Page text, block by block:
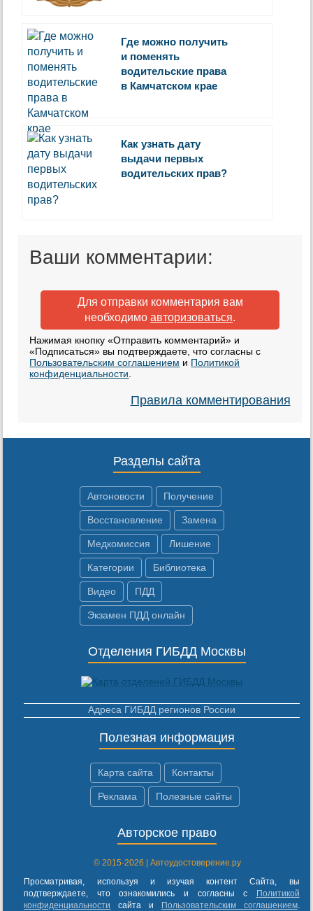
Где можно получить
и поменять
водительские права
в Камчатском крае
Как узнать дату
выдачи первых
водительских прав?
Ваши комментарии:
Для отправки комментария вам
необходимо авторизоваться.
Нажимая кнопку «Отправить комментарий» и
«Подписаться» вы подтверждаете, что согласны с
Пользовательским соглашением и Политикой
конфиденциальности
Правила комментирования
Разделы сайта
Автоновости Получение
Восстановление Замена
Медкомиссия Лишение
Категории Библиотека
Видео ПДД
Экзамен ПДД онлайн
Отделения ГИБДД Москвы
Адреса ГИБДД регионов России
Полезная информация
Карта сайта Контакты
Реклама Полезные сайты
Авторское право
© 2015-2026 | Автоудостоверение.ру
Просматривая, используя и изучая контент Сайта, вы
подтверждаете, что ознакомились и согласны с
Политикой
конфиденциальности
сайта и Пользовательским соглашением.